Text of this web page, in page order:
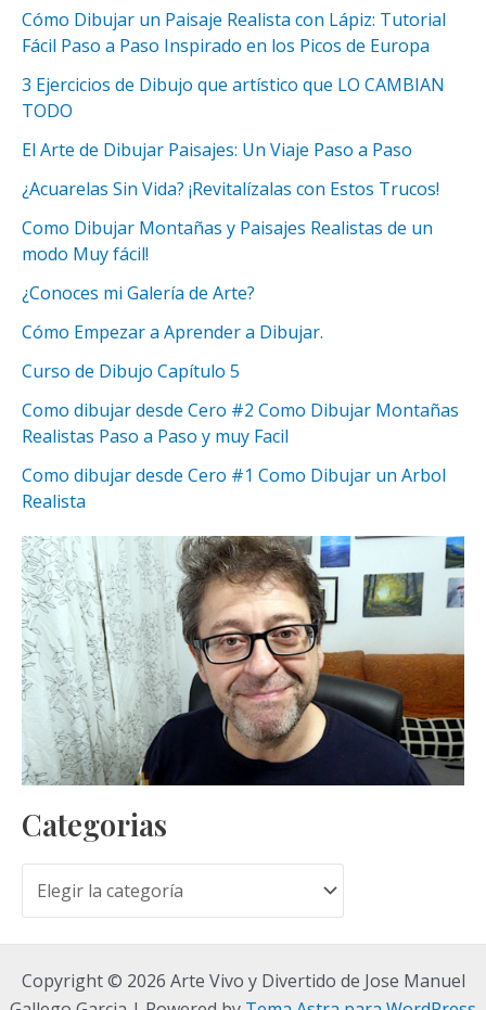
Cómo Dibujar un Paisaje Realista con Lápiz: Tutorial
Fácil Paso a Paso Inspirado en los Picos de Europa
3 Ejercicios de Dibujo que artístico que LO CAMBIAN
TODO
El Arte de Dibujar Paisajes: Un Viaje Paso a Paso
¿Acuarelas Sin Vida? ¡Revitalízalas con Estos Trucos!
Como Dibujar Montañas y Paisajes Realistas de un
modo Muy fácil!
¿Conoces mi Galería de Arte?
Cómo Empezar a Aprender a Dibujar.
Curso de Dibujo Capítulo 5
Como dibujar desde Cero #2 Como Dibujar Montañas
Realistas Paso a Paso y muy Facil
Como dibujar desde Cero #1 Como Dibujar un Arbol
Realista
Categorias
a
t
e
Copyright © 2026 Arte Vivo y Divertido de Jose Manuel